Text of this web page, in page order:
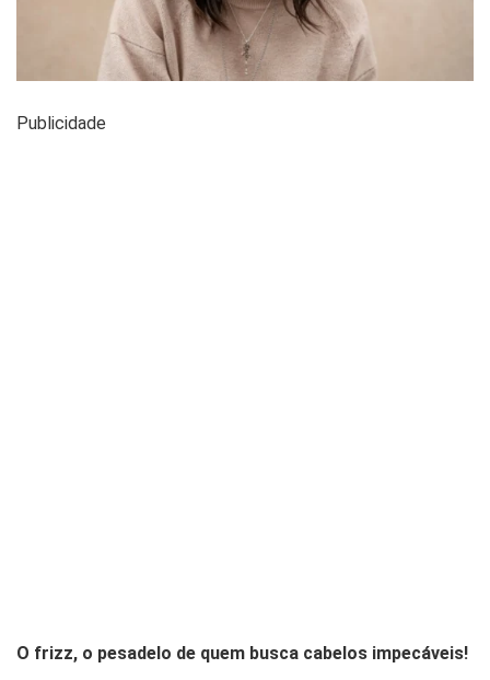
Publicidade
O frizz, o pesadelo de quem busca cabelos impecáveis!